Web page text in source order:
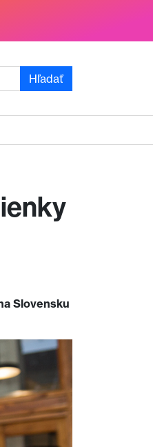
Hľadať
Slovensku